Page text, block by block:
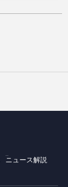
ニュース解説